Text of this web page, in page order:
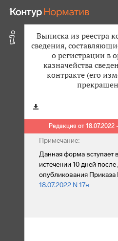
Выписка из реестра
сведения,
о регистрации в
казначейства
контракте (его
Редакция от
Примечание:
Данная форма вступает
истечении 10 дней
опубликования
18.07.2022 N 17н